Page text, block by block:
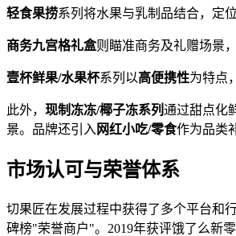
轻食果捞系列将水果与乳制品结合，定
商务九宫格礼盒则瞄准商务及礼赠场景
壹杯鲜果/水果杯系列以高便携性为特点
此外， 现制冻冻/椰子冻系列通过甜点化
景。品牌还引入 网红小吃/零食作为品类
市场认可与荣誉体系
切果匠在发展过程中获得了多个平台和
碑榜"荣誉商户"。2019年获评饿了么新